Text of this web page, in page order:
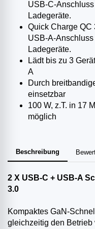
USB-C-
Ladegeräte.
Quick Charge QC
USB-A-
Ladegeräte.
Lädt bis zu 3
A
Durch
einsetzbar
100 W, z.T. in 17
möglich
Beschreibung
2 X USB-C + USB-A
3.0
Kompaktes GaN-
gleichzeitig den Betrieb